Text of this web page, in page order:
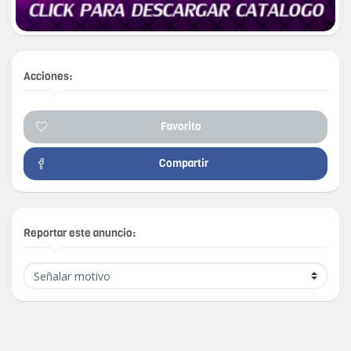
Acciones:
Favorito
Compartir
Reportar este anuncio: